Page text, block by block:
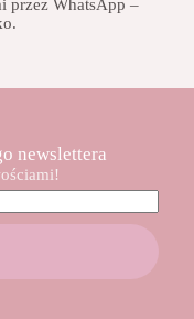
przez WhatsApp –
newslettera